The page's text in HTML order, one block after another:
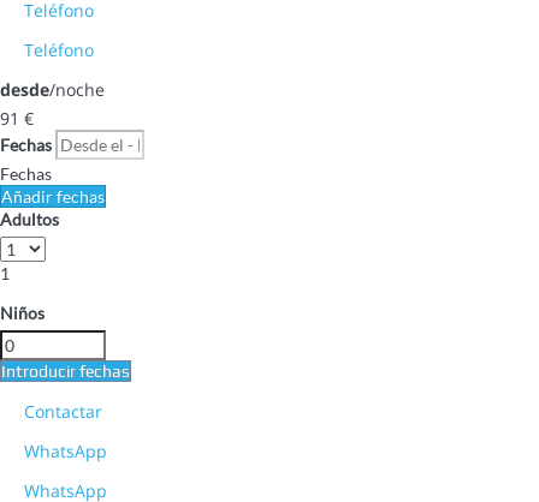
Teléfono
Teléfono
desde/noche
91 €
Fechas
Fechas
Añadir fechas
Adultos
1
Niños
Introducir fechas
Contactar
WhatsApp
WhatsApp